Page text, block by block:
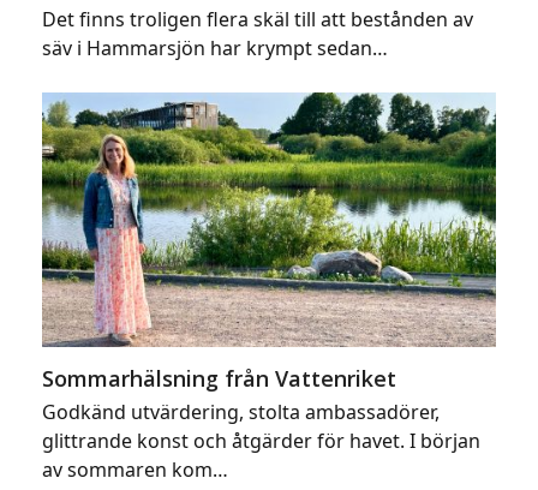
Det finns troligen flera skäl till att bestånden av
säv i Hammarsjön har krympt sedan…
Sommarhälsning från Vattenriket
Godkänd utvärdering, stolta ambassadörer,
glittrande konst och åtgärder för havet. I början
av sommaren kom…